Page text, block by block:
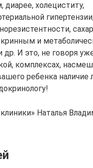
диарее, холециститу,
и
др. И это, не говоря
комплексах,
ребенка наличие
Наталья